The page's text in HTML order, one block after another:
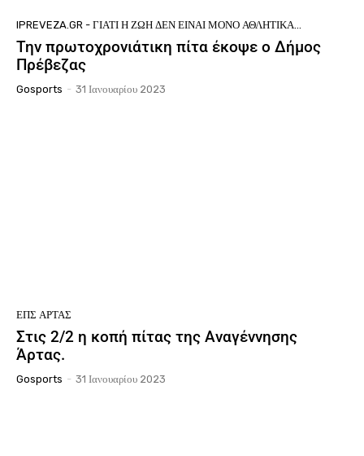
IPREVEZA.GR - ΓΙΑΤΊ Η ΖΩΉ ΔΕΝ ΕΊΝΑΙ ΜΌΝΟ ΑΘΛΗΤΙΚΆ...
Την πρωτοχρονιάτικη πίτα έκοψε ο Δήμος
Πρέβεζας
Gosports - 31 Ιανουαρίου 2023
ΕΠΣ ΆΡΤΑΣ
Στις 2/2 η κοπή πίτας της Αναγέννησης
Άρτας.
Gosports - 31 Ιανουαρίου 2023